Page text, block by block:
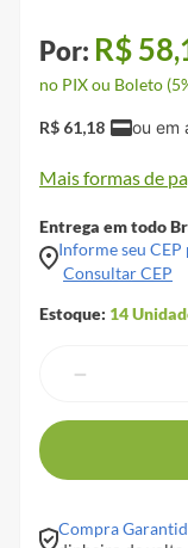
R$58,
no PIX ou Boleto
R$ 61,18
Mais formas de
Entrega em todo
Informe seu CEP
Consultar CEP
Estoque: 14
－
Compra